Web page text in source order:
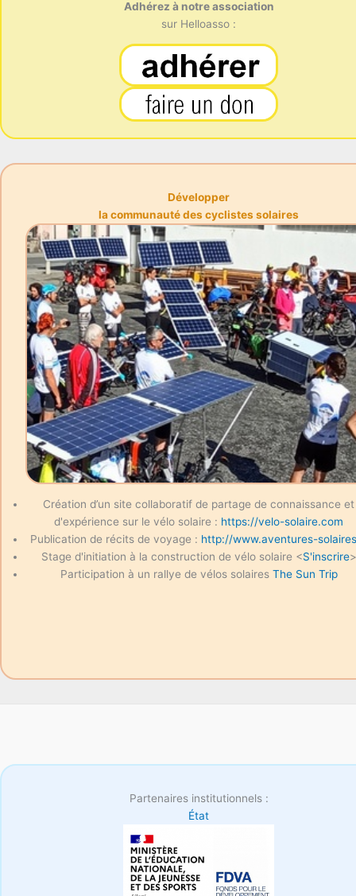
Adhérez à notre association
sur Helloasso :
Développer
la communauté des cyclistes solaires
Création d’un site collaboratif de partage de connaissance et
d'expérience sur le vélo solaire : https://velo-solaire.com
Publication de récits de voyage : http://www.aventures-
Stage d'initiation à la construction de vélo solaire <S'inscrire>
Participation à un rallye de vélos solaires The Sun Trip
Partenaires institutionnels :
État